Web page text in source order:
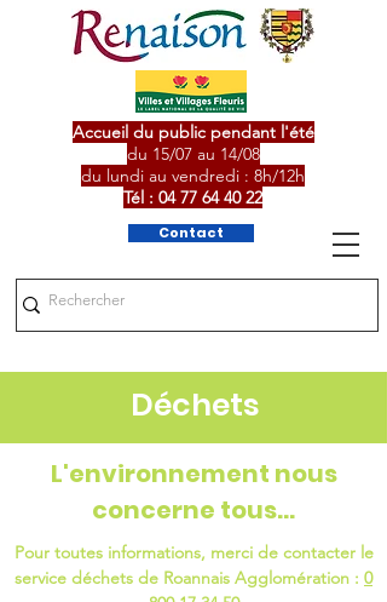
Contact
Accueil du public pendant l'été
du 15/07 au 14/08
du lundi au vendredi : 8h/12h
Tél : 04 77 64 40 22
Déchets
L'environnement nous
concerne tous...
Pour toutes informations, merci de contacter le
service déchets de Roannais Agglomération : 0